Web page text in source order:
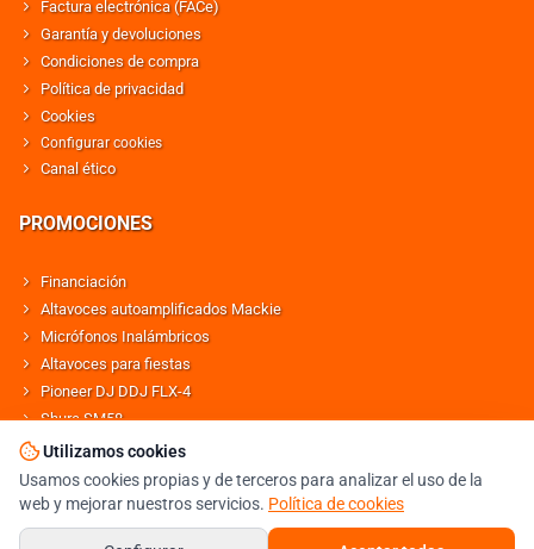
Factura electrónica (FACe)
Garantía y devoluciones
Condiciones de compra
Política de privacidad
Cookies
Configurar cookies
Canal ético
PROMOCIONES
Financiación
Altavoces autoamplificados Mackie
Micrófonos Inalámbricos
Altavoces para fiestas
Pioneer DJ DDJ FLX-4
Shure SM58
Altavoces Behringer
TIENDA DJ ESPECIALISTA EN SONIDO E ILUMINACIÓN PROFESIONAL
Utilizamos cookies
Usamos cookies propias y de terceros para analizar el uso de la
web y mejorar nuestros servicios. Política de cookies